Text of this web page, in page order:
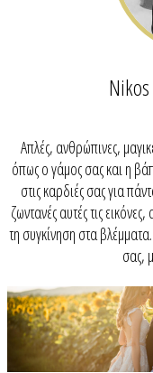
Απλές, ανθρώπινες,
όπως ο γάμος σας και η
στις καρδιές σας για
ζωντανές αυτές τις
τη συγκίνηση στα
σας,